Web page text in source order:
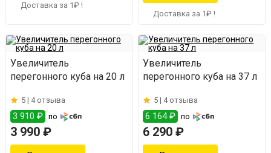
Доставка за 1₽ !
Доставка за 1₽ !
Увеличитель
перегонного куба на 20 л
5 | 4 отзыва
3 910 ₽ по
3 990 ₽
Увеличитель
перегонного куба на 37 л
5 | 4 отзыва
6 164 ₽ по
6 290 ₽